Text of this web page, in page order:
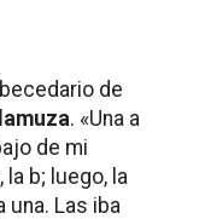
de
. «Una a
de mi
b; luego, la
una. Las iba